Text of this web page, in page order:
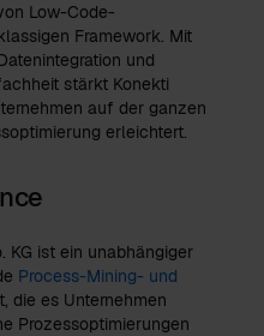
Low-Code-
Framework. Mit
und
stärkt Konekti
auf der ganzen
erleichtert.
KG ist ein unabhängiger
Process-Mining- und
die es Unternehmen
Prozessoptimierungen